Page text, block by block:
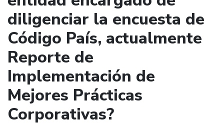
diligenciar la encuesta de
Código País, actualmente
Reporte de
Implementación de
Mejores Prácticas
Corporativas?